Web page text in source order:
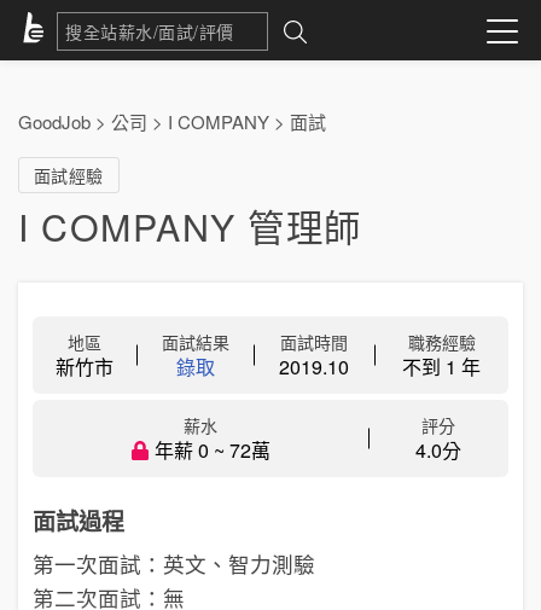
GoodJob > 公司 > I COMPANY > 面試
面試經驗
I COMPANY 管理師
地區
新竹市
面試結果
錄取
面試時間
2019.10
職務經驗
不到 1 年
薪水
年薪 0 ~ 72萬
評分
4.0分
面試過程
第一次面試：英文、智力測驗
第二次面試：無